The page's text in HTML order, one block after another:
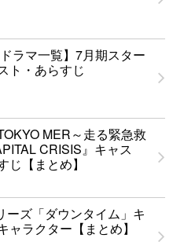
ドラマ一覧】7月期スター
ト・あらすじ
MER～走る緊急救
CRISIS』キャス
じ【まとめ】
ーズ「ダウンタイム」キ
ャラクター【まとめ】